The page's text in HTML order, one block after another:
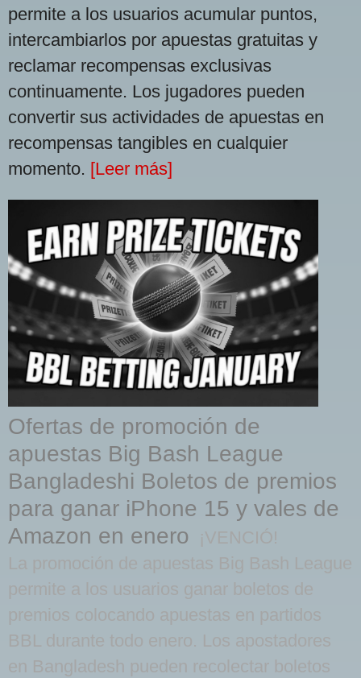
permite a los usuarios acumular puntos,
intercambiarlos por apuestas gratuitas y
reclamar recompensas exclusivas
continuamente. Los jugadores pueden
convertir sus actividades de apuestas en
recompensas tangibles en cualquier
momento. [Leer más]
Ofertas de promoción de
apuestas Big Bash League
Bangladeshi Boletos de premios
para ganar iPhone 15 y vales de
Amazon en enero ¡VENCIÓ!
La promoción de apuestas Big Bash League
permite a los usuarios ganar boletos de
premios colocando apuestas en partidos
BBL durante todo enero. Los apostadores
en Bangladesh pueden recolectar boletos